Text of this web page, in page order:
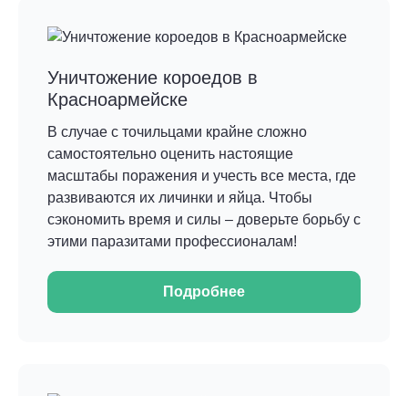
Уничтожение короедов в
Красноармейске
В случае с точильцами крайне сложно
самостоятельно оценить настоящие
масштабы поражения и учесть все места, где
развиваются их личинки и яйца. Чтобы
сэкономить время и силы – доверьте борьбу с
этими паразитами профессионалам!
Подробнее